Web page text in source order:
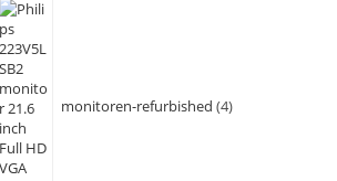
monitoren-refurbished 4